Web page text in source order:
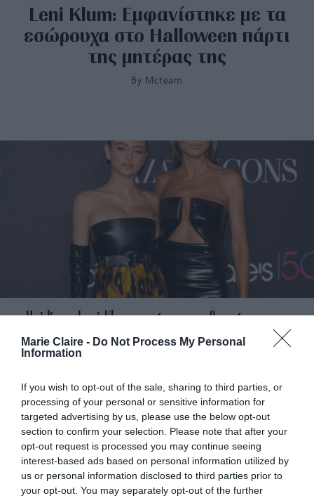
Marie Claire - Do Not Process My Personal
Information
If you wish to opt-out of the sale, sharing to third parties, or
processing of your personal or sensitive information for
targeted advertising by us, please use the below opt-out
section to confirm your selection. Please note that after your
opt-out request is processed you may continue seeing
interest-based ads based on personal information utilized by
us or personal information disclosed to third parties prior to
your opt-out. You may separately opt-out of the further
Leni Klum: Εμφανίστηκε με τα
εσώρουχα στο Halloween πάρτι
της μητέρας της
By Mcteam
Heidi και Leni Klum ποζάρουν με διαφάνειες και
εσώρουχα σε εκδήλωση μόδας
ADVERTISEMENT - CONTINUE READING BELOW